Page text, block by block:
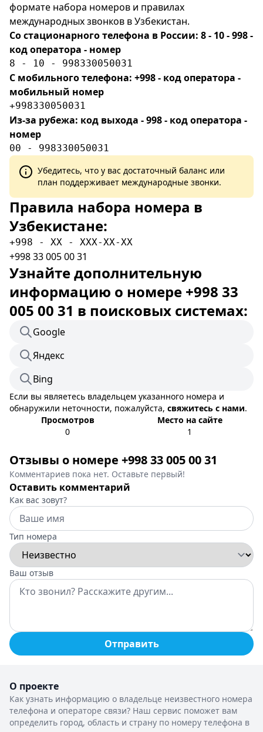
формате набора номеров и правилах
международных звонков в Узбекистан.
Со стационарного телефона в России: 8 - 10 - 998 -
код оператора - номер
8 - 10 - 998330050031
С мобильного телефона: +998 - код оператора -
мобильный номер
+998330050031
Из-за рубежа: код выхода - 998 - код оператора -
номер
00 - 998330050031
Убедитесь, что у вас достаточный баланс или
план поддерживает международные звонки.
Правила набора номера в
Узбекистане:
+998 - XX - XXX-XX-XX
+998 33 005 00 31
Узнайте дополнительную
информацию о номере +998 33
005 00 31 в поисковых системах:
Google
Яндекс
Bing
Если вы являетесь владельцем указанного номера и
обнаружили неточности, пожалуйста, свяжитесь с нами.
Просмотров
0
Место на сайте
1
Отзывы о номере +998 33 005 00 31
Комментариев пока нет. Оставьте первый!
Оставить комментарий
Как вас зовут?
Тип номера
Ваш отзыв
Отправить
О проекте
Как узнать информацию о владельце неизвестного номера
телефона и операторе связи? Наш сервис поможет вам
определить город, область и страну по номеру телефона в